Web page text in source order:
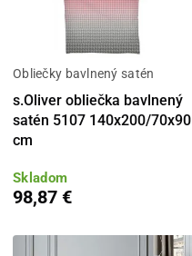
Obliečky bavlnený satén
s.Oliver obliečka bavlnený
satén 5107 140x200/70x90
cm
Skladom
98,87 €